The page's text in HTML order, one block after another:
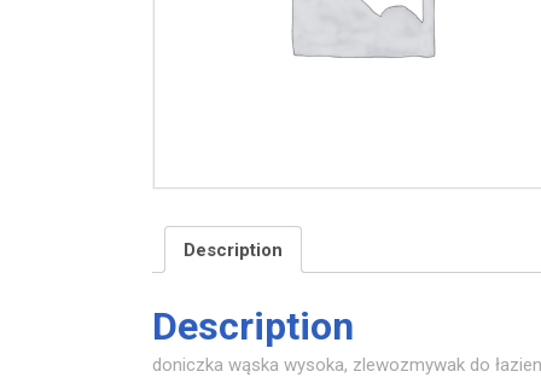
Description
Description
doniczka wąska wysoka, zlewozmywak do